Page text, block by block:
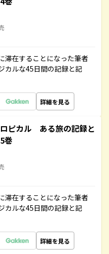
滞在することになった筆者
カルな45日間の記録と記
詳細を見る
ピカル ある旅の記録と
巻
滞在することになった筆者
カルな45日間の記録と記
詳細を見る